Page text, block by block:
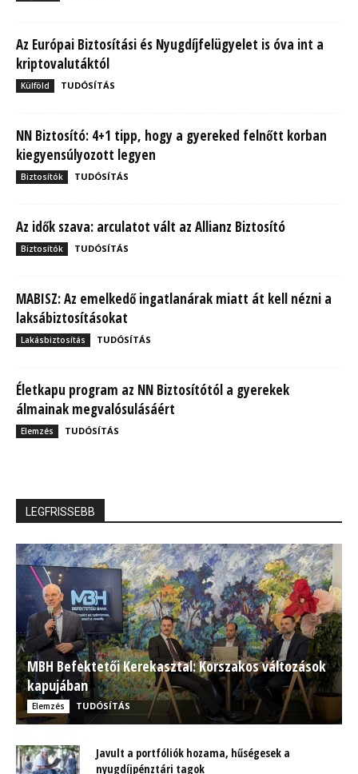
Az Európai Biztosítási és Nyugdíjfelügyelet is óva int a
kriptovalutáktól
Külföld TUDÓSÍTÁS
NN Biztosító: 4+1 tipp, hogy a gyereked felnőtt korban
kiegyensúlyozott legyen
Biztosítók TUDÓSÍTÁS
Az idők szava: arculatot vált az Allianz Biztosító
Biztosítók TUDÓSÍTÁS
MABISZ: Az emelkedő ingatlanárak miatt át kell nézni a
laksábiztosításokat
Lakásbiztosítás TUDÓSÍTÁS
Életkapu program az NN Biztosítótól a gyerekek
álmainak megvalósulásáért
Elemzés TUDÓSÍTÁS
LEGFRISSEBB
MBH Befektetői Kerekasztal: Korszakos változások
kapujában
Elemzés TUDÓSÍTÁS
Javult a portfóliók hozama, hűségesek a
nyugdíjpénztári tagok